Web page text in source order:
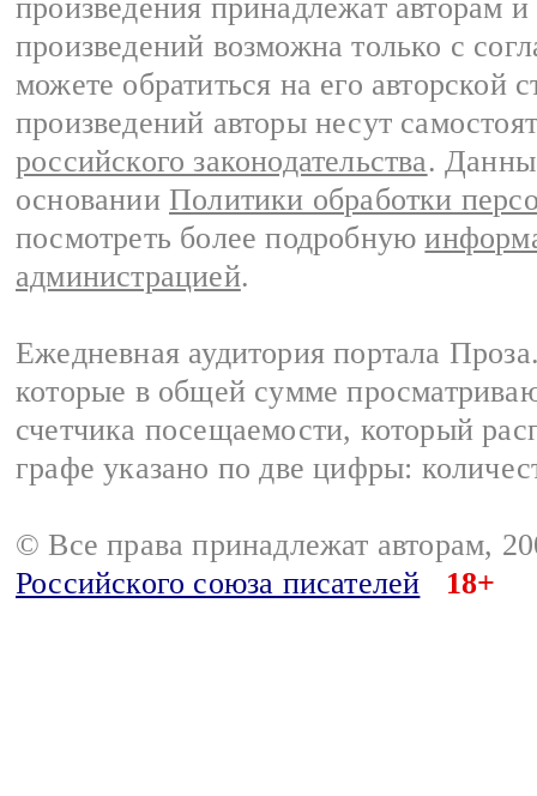
произведения принадлежат авторам
произведений возможна только с
можете обратиться на его авторской
произведений авторы несут
российского законодательства.
основании Политики обработки
посмотреть более подробную
администрацией.
Ежедневная аудитория портала
которые в общей сумме
счетчика посещаемости, который
графе указано по две цифры:
© Все права принадлежат авторам,
Российского союза писателей
18+